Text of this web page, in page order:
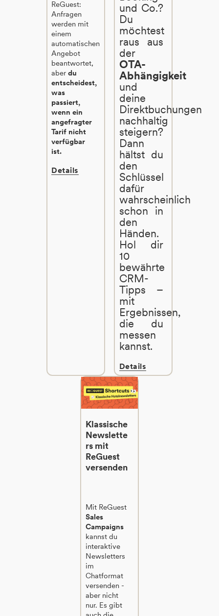
ReGuest:
Anfragen
werden mit
einem
automatischen
Angebot
beantwortet,
aberdu
entscheidest,
was
passiert,
wenn ein
angefragter
Tarif nicht
verfügbar
ist.
Details
und Co.?
Du
möchtest
raus aus
der
OTA-
Abhängigkeit
und
deine
Direktbuchungen
nachhaltig
steigern?
Dann
hältst du
den
Schlüssel
dafür
wahrscheinlich
schon in
den
Händen.
Hol dir
10
bewährte
CRM-
Tipps –
mit
Ergebnissen,
die du
messen
kannst.
Details
Klassische
Newslette
rs mit
ReGuest
versenden
Mit ReGuest
Sales
Campaigns
kannst du
interaktive
Newsletters
im
Chatformat
versenden -
aber nicht
nur. Es gibt